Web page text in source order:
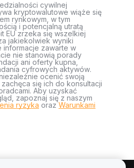
cywilnej
kryptowalutowe wiąże się
rynkowym, w tym
i potencjalną utratą
EU zrzeka się wszelkiej
jakiekolwiek wyniki
informacje zawarte w
nie stanowią porady
ani oferty kupna,
cyfrowych aktywów.
ocenić swoją
się ich do konsultacji
Aby uzyskać
zapoznaj się z naszym
ryzyka orazWarunkami